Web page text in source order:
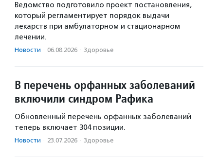
Ведомство подготовило проект постановления,
который регламентирует порядок выдачи
лекарств при амбулаторном и стационарном
лечении.
Новости · 06.08.2026 · Здоровье
В перечень орфанных заболеваний
включили синдром Рафика
Обновленный перечень орфанных заболеваний
теперь включает 304 позиции.
Новости · 23.07.2026 · Здоровье